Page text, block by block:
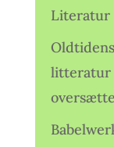
Literatur
litteratur